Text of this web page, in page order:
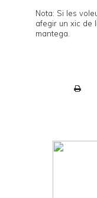
Nota: Si les
afegir un xic de
mantega.
n